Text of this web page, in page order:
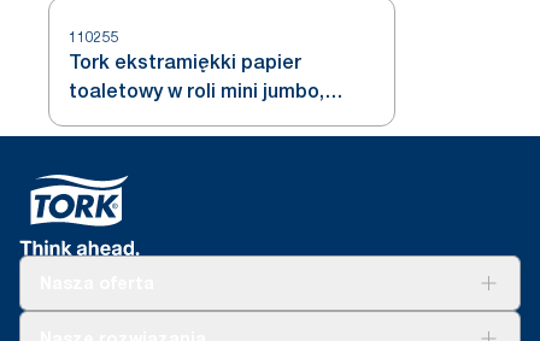
110255
Tork ekstramiękki papier
toaletowy w roli mini jumbo,
biały, T2